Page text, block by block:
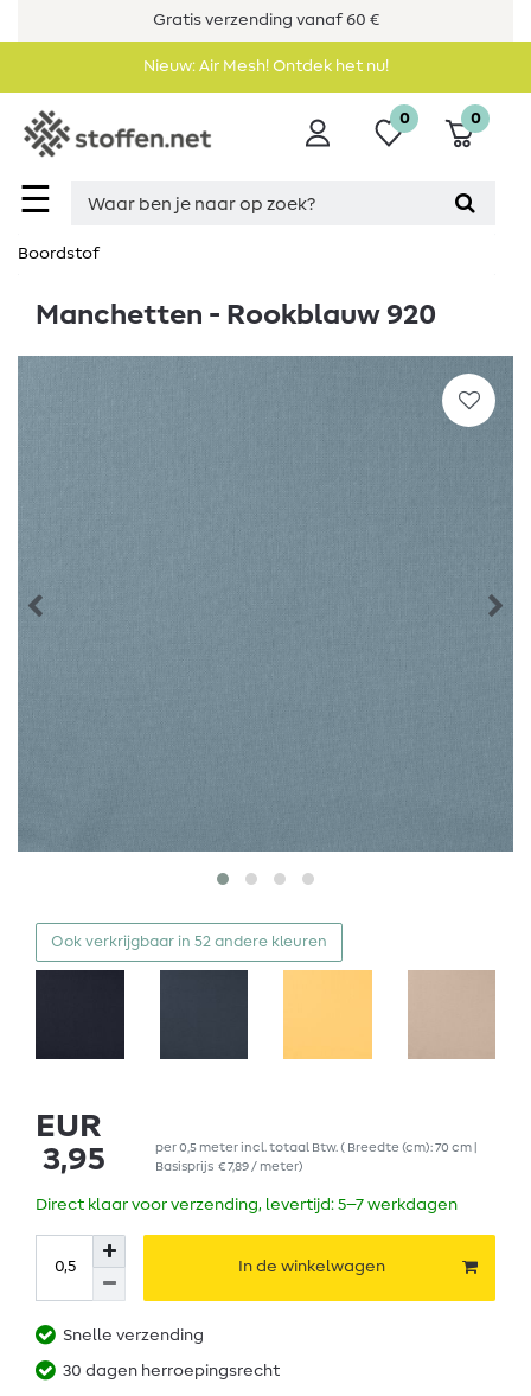
Gratis verzending vanaf 60 €
Nieuw: Air Mesh! Ontdek het nu!
☰
0 0
Boordstof
Manchetten - Rookblauw 920
Ook verkrijgbaar in 52 andere kleuren
EUR
3,95
per0,5 meterincl. totaal Btw. ( Breedte (cm): 70 cm |
Basisprijs€ 7,89 / meter)
Direct klaar voor verzending, levertijd: 5–7 werkdagen
In de winkelwagen
Snelle verzending
30 dagen herroepingsrecht